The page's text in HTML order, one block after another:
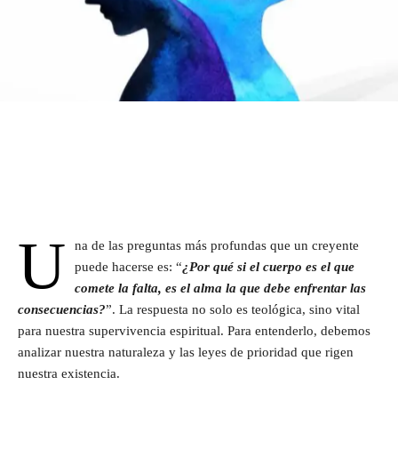
U
na de las preguntas más profundas que un creyente
puede hacerse es: “¿Por qué si el cuerpo es el que
comete la falta, es el alma la que debe enfrentar las
consecuencias?”. La respuesta no solo es teológica, sino vital
para nuestra supervivencia espiritual. Para entenderlo, debemos
analizar nuestra naturaleza y las leyes de prioridad que rigen
nuestra existencia.